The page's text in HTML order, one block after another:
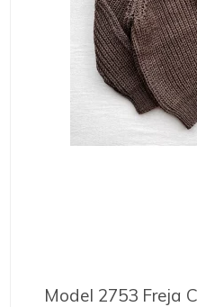
Model 2753 Freja